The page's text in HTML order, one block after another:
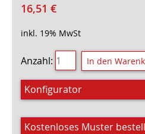
16,51 €
inkl. 19% MwSt
Anzahl:
Konfigurator
Kostenloses Muster